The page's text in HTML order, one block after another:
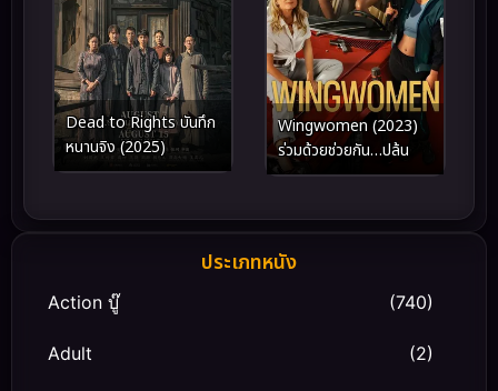
Dead to Rights บันทึก
หนานจิง (2025)
Wingwomen (2023)
ร่วมด้วยช่วยกัน…ปล้น
ประเภทหนัง
Action บู๊ (740)
Adult (2)